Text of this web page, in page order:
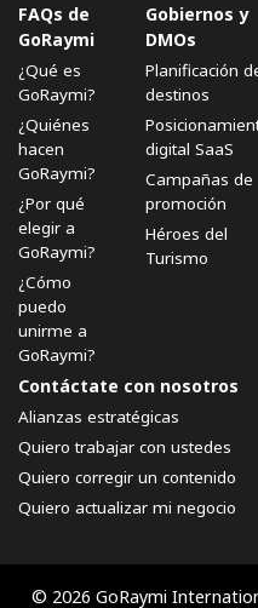
FAQs de
GoRaymi
¿Qué es
GoRaymi?
¿Quiénes
hacen
GoRaymi?
¿Por qué
elegir a
GoRaymi?
¿Cómo
puedo
unirme a
GoRaymi?
Gobiernos y
DMOs
Planificación
destinos
digital SaaS
Campañas de
promoción
Héroes del
Turismo
Contáctate con nosotros
Alianzas estratégicas
Quiero trabajar con ustedes
Quiero corregir un contenido
Quiero actualizar mi negocio
© 2026 GoRaymi